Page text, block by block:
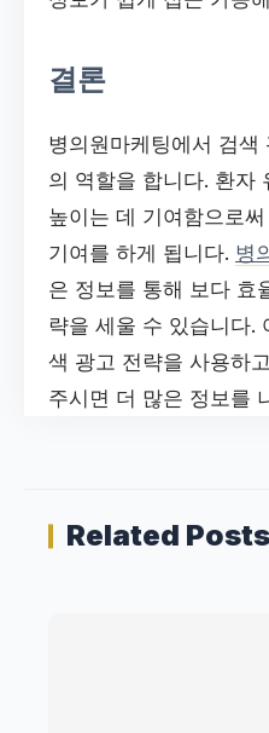
결론
병의원마케팅에서 검
의 역할을 합니다. 환자
높이는 데 기여함으로
기여를 하게 됩니다. 병
은 정보를 통해 보다 효
략을 세울 수 있습니다.
색 광고 전략을 사용하
주시면 더 많은 정보를
Related Posts